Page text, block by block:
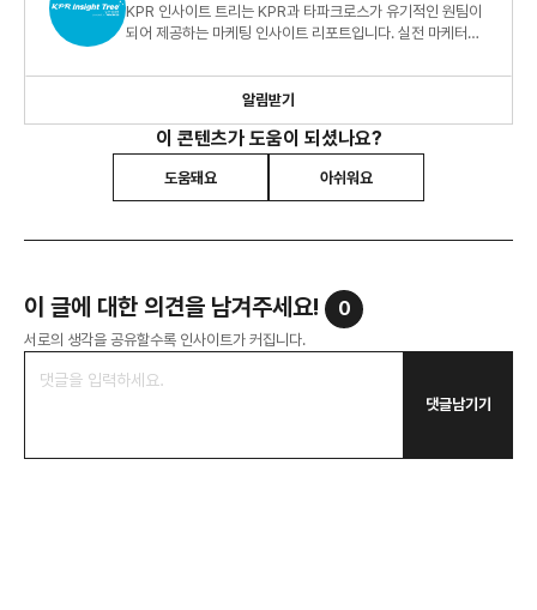
KPR 인사이트 트리는 KPR과 타파크로스가 유기적인 원팀이
되어 제공하는 마케팅 인사이트 리포트입니다. 실전 마케터를
알림받기
이 콘텐츠가 도움이 되셨나요?
도움돼요 아쉬워요
이 글에 대한 의견을 남겨주세요! 0
서로의 생각을 공유할수록 인사이트가 커집니다.
댓글남기기